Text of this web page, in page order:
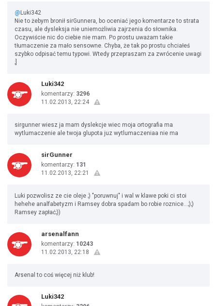
@ Luki342
Nie to żebym bronił sirGunnera, bo oceniać jego komentarze to strata
czasu, ale dysleksja nie uniemożliwia zajrzenia do słownika.
Oczywiście nic do ciebie nie mam. Po prostu uważam takie
tłumaczenie za mało sensowne. Chyba, że tak po prostu chciałeś
szybko odpisać temu typowi. Wtedy przepraszam za zwrócenie uwagi
;]
Luki342
komentarzy: 3296
11.02.2013, 22:24
sirgunner wiesz ja mam dyslekcje wiec moja ortografia ma
wytlumaczenie ale twoja glupota juz wytlumaczeniaa nie ma
sirGunner
komentarzy: 131
11.02.2013, 22:21
Luki pozwolisz ze cie oleje ;) "poruwnuj" i wal w klawe poki ci stoi
hehehe analfabetyzm i Ramsey dobra spadam bo robie roznice...;);)
Ramsey zapłać;))
arsenalfann
komentarzy: 10243
11.02.2013, 22:18
Arsenal to coś więcej niż klub!
Luki342